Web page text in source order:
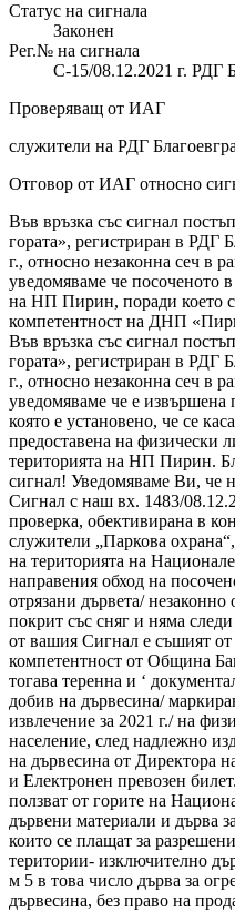
Статус на сигнала
Законен
Рег.№ на сигнала
С-15/08.12.2021 г. РДГ
Проверяващ от ИАГ
служители на РДГ
Отговор от ИАГ относно
Във връзка със сигнал
гората», регистриран в РДГ
г., относно незаконна сеч в
уведомяваме че посоченото
на НП Пирин, поради което
компетентност на ДНП
Във връзка със сигнал
гората», регистриран в РДГ
г., относно незаконна сеч в
уведомяваме че е
която е установено, че се
предоставена на физически
територията на НП Пирин.
сигнал! Уведомяваме Ви, че
Сигнал с наш вх. 1483/
проверка, обективирана в
служители „Паркова
на територията на
направения обход на
отрязани дървета/
покрит със сняг и няма
от вашия Сигнал е съшият от
компетентност от Община
тогава теренна и ‘
добив на дървесина/
извлечение за 2021 г./ на
население, след надлежно
на дървесина от Директора
и Електронен превозен
ползват от горите на
дървени материали и дърва
които се плащат за
територии- изключително
м 5 в това число дърва за
дървесина, без право на